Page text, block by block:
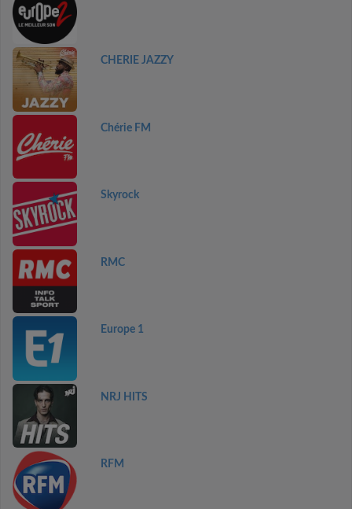
CHERIE JAZZY
Chérie FM
Skyrock
RMC
Europe 1
NRJ HITS
RFM